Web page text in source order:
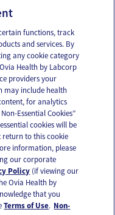
fertilidad
functions, track
and services. By
any cookie category
Health by Labcorp
providers your
may include health
for analytics
Essential Cookies”
cookies will be
return to this cookie
information, please
our corporate
Policy (if viewing our
Ovia Health by
that you
Terms of Use. Non-